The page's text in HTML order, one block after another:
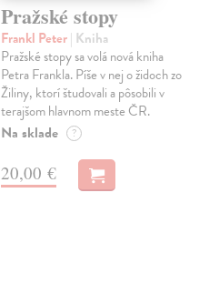
Pražské stopy
Frankl Peter| Kniha
Pražské stopy sa volá nová kniha
Petra Frankla. Píše v nej o židoch zo
Žiliny, ktorí študovali a pôsobili v
terajšom hlavnom meste ČR.
Na sklade ?
20,00 €